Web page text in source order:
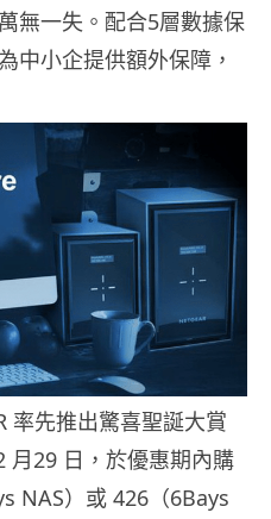
無一失。配合5層數據保
中小企提供額外保障，
率先推出驚喜聖誕大賞
月29 日，於優惠期內購
NAS）或 426（6Bays